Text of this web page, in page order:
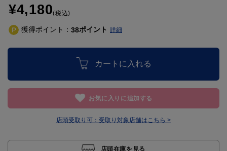
¥4,180(税込)
獲得ポイント： 38ポイント 詳細
カートに入れる
お気に入りに追加する
店頭受取り可： 受取り対象店舗はこちら >
店頭在庫を見る